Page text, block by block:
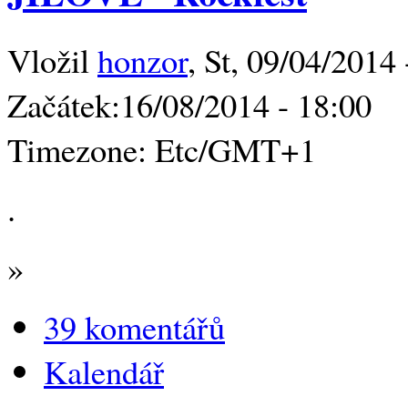
Vložilhonzor, St, 09/04/2014
Začátek:16/08/2014 - 18:00
Timezone: Etc/GMT+1
.
»
39 komentářů
Kalendář